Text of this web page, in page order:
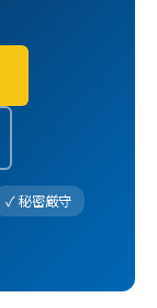
✓ 秘密厳守